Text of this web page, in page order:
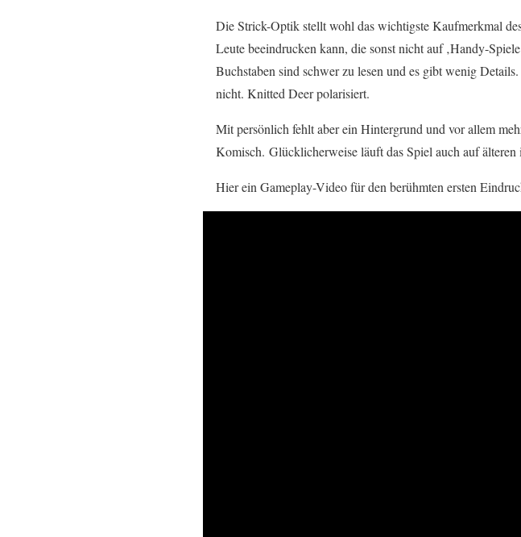
Die Strick-Optik stellt wohl das wichtigste Kaufmerkmal
Leute beeindrucken kann, die sonst nicht auf ‚Handy-
Buchstaben sind schwer zu lesen und es gibt wenig
nicht. Knitted Deer polarisiert.
Mit persönlich fehlt aber ein Hintergrund und vor allem
Komisch. Glücklicherweise läuft das Spiel auch auf
Hier ein Gameplay-Video für den berühmten ersten